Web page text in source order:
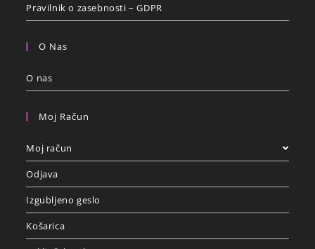
Pravilnik o zasebnosti – GDPR
O Nas
O nas
Moj Račun
Moj račun
Odjava
Izgubljeno geslo
Košarica